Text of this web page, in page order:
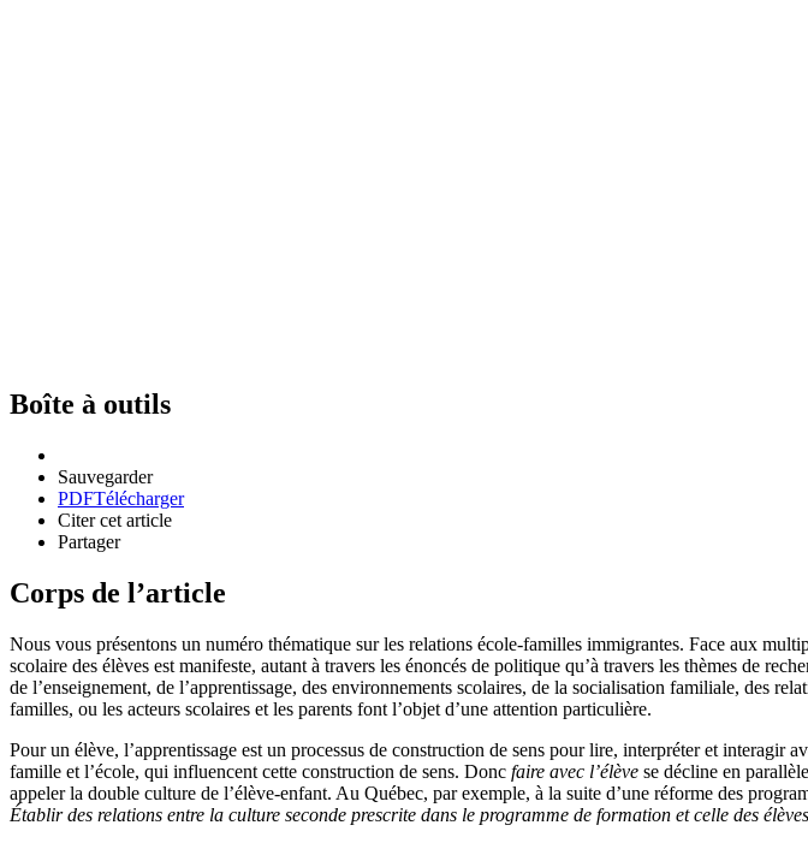
Boîte à outils
Sauvegarder
PDFTélécharger
Citer cet article
Partager
Corps de l’article
Nous vous présentons un numéro thématique sur les relations école-familles immigrantes. Face aux
scolaire des élèves est manifeste, autant à travers les énoncés de politique qu’à travers les thèmes de
de l’enseignement, de l’apprentissage, des environnements scolaires, de la socialisation familiale, des
familles, ou les acteurs scolaires et les parents font l’objet d’une attention particulière.
Pour un élève, l’apprentissage est un processus de construction de sens pour lire, interpréter et interagir
famille et l’école, qui influencent cette construction de sens. Donc faire avec l’élève se décline en
appeler la double culture de l’élève-enfant. Au Québec, par exemple, à la suite d’une réforme des
Établir des relations entre la culture seconde prescrite dans le programme de formation et celle des élèves